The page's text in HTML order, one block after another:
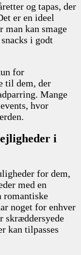
og tapas, der
er en ideel
man kan smage
i godt
for
til dem, der
Mange
hvor
i
for dem,
med en
romantiske
noget for enhver
skræddersyede
kan tilpasses